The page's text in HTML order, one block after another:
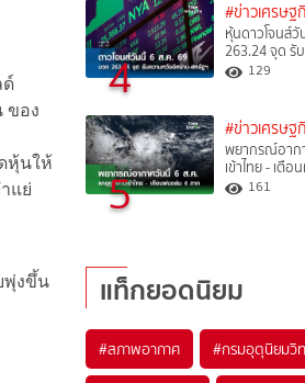
ด์
ของ
หุ้นให้
แย่
พุ่งขึ้น
4
#ข่าวเศรษฐ
หุ้นดาวโจนส์
263.24 จุด รั
129
5
#ข่าวเศรษฐ
พยากรณ์อาก
เข้าไทย - เตื
161
แท็กยอดนิยม
#สภาพอากาศ #กรมอุตุนิยมวิ